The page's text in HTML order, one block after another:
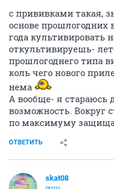
с прививками такая,
основе прошлогодних
года культивировать
откультивируешь-
прошлогоднего типа
коль чего нового
нема
А вообще- я стараюсь
возможность. Вокруг
по максимуму
ОТВЕТИТЬ
skat08